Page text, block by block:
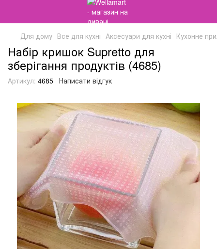
Для дому Все для кухні Аксесуари для кухні Кухонне
Набір кришок Supretto для
зберігання продуктів (4685)
Артикул: 4685 Написати відгук